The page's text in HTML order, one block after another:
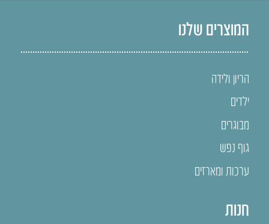
המוצרים שלנו
הריון ולידה
ילדים
מבוגרים
גוף נפש
ערכות ומארזים
חנות